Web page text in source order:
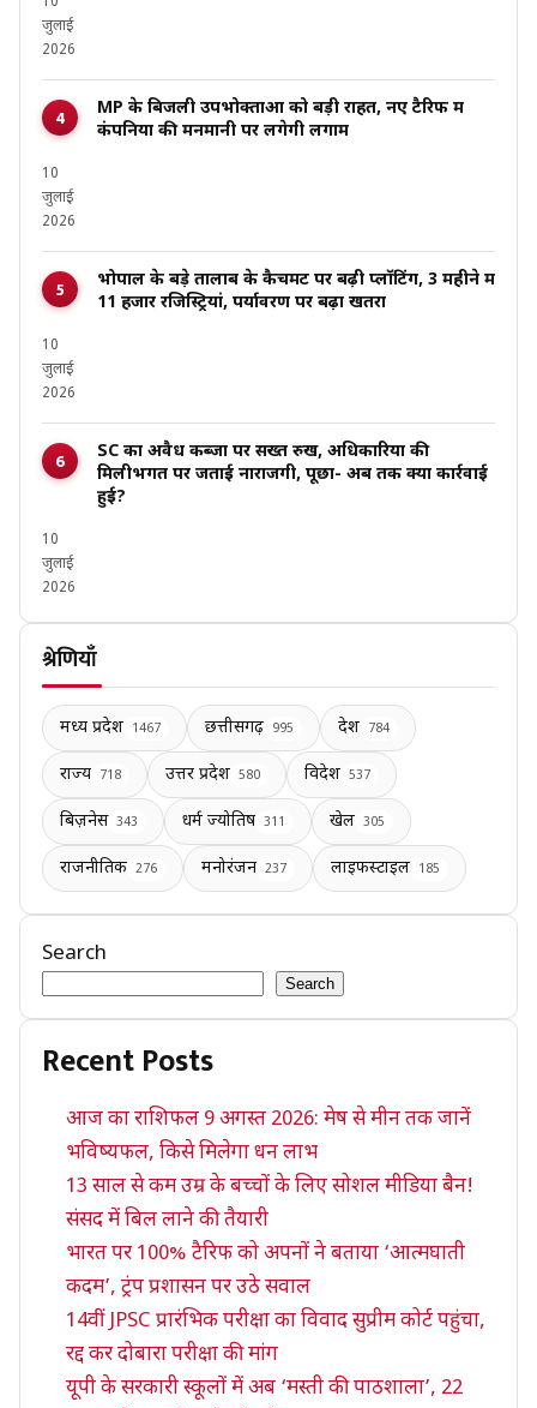
जुलाई
2026
MP के बिजली उपभोक्ताओं को बड़ी राहत, नए टैरिफ में
कंपनियों की मनमानी पर लगेगी लगाम
10
जुलाई
2026
भोपाल के बड़े तालाब के कैचमेंट पर बढ़ी प्लॉटिंग, 3 महीने में
11 हजार रजिस्ट्रियां, पर्यावरण पर बढ़ा खतरा
10
जुलाई
2026
SC का अवैध कब्जों पर सख्त रुख, अधिकारियों की
मिलीभगत पर जताई नाराजगी, पूछा- अब तक क्या कार्रवाई
हुई?
10
जुलाई
2026
श्रेणियाँ
मध्य प्रदेश 1467 छत्तीसगढ़ 995 देश 784
राज्य 718 उत्तर प्रदेश 580 विदेश 537
बिज़नेस 343 धर्म ज्योतिष 311 खेल 305
राजनीतिक 276 मनोरंजन 237 लाइफस्टाइल 185
Search
Search
Recent Posts
आज का राशिफल 9 अगस्त 2026: मेष से मीन तक जानें
भविष्यफल, किसे मिलेगा धन लाभ
13 साल से कम उम्र के बच्चों के लिए सोशल मीडिया बैन!
संसद में बिल लाने की तैयारी
भारत पर 100% टैरिफ को अपनों ने बताया ‘आत्मघाती
कदम’, ट्रंप प्रशासन पर उठे सवाल
14वीं JPSC प्रारंभिक परीक्षा का विवाद सुप्रीम कोर्ट पहुंचा,
रद्द कर दोबारा परीक्षा की मांग
यूपी के सरकारी स्कूलों में अब ‘मस्ती की पाठशाला’, 22